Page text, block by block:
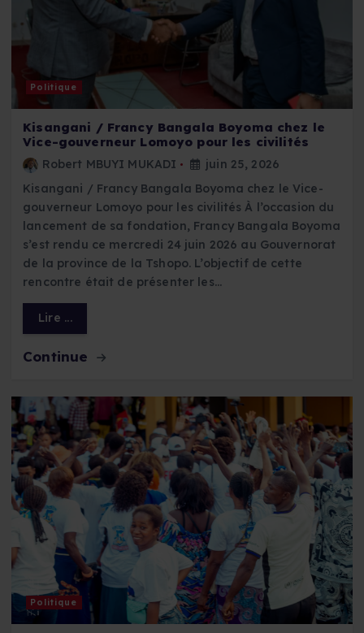
Politique
Kisangani / Francy Bangala Boyoma chez le
Vice-gouverneur Lomoyo pour les civilités
Robert MBUYI MUKADI
juin 25, 2026
Kisangani / Francy Bangala Boyoma chez le Vice-
gouverneur Lomoyo pour les civilités À l’occasion du
lancement de sa fondation, Francy Bangala Boyoma
s’est rendu ce mercredi 24 juin 2026 au Gouvernorat
de la province de la Tshopo. L’objectif de cette
rencontre était de présenter les…
Lire ...
Continue
Politique